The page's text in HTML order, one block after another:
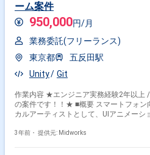
ーム案件
950,000円/月
業務委託(フリーランス)
東京都
五反田駅
Unity
Git
作業内容 ★エンジニア実務経験2年以上
の案件です！！★ ■概要 スマートフォン
カルアーティストとして、UIアニメーシ
方を募集しています。 ■具体的な業務内容 ・Unityを用いたUIアニメーショ
3年前・ 提供元: Midworks